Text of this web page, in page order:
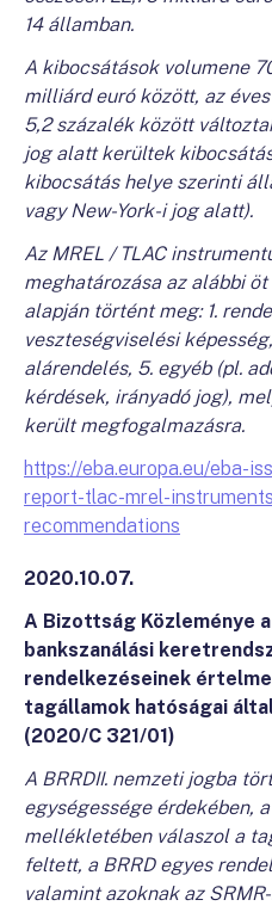
14 államban.
A kibocsátások volumene
milliárd euró között, az
5,2 százalék között
jog alatt kerültek
kibocsátás helye szerinti
vagy New-York-i jog alatt).
Az MREL / TLAC
meghatározása az alábbi
alapján történt meg: 1.
veszteségviselési
alárendelés, 5. egyéb (pl.
kérdések, irányadó jog),
került megfogalmazásra.
https://eba.europa.eu/eba-
report-tlac-mrel-
recommendations
2020.10.07.
A Bizottság Közleménye
bankszanálási
rendelkezéseinek
tagállamok hatóságai
(2020/C 321/01)
A BRRDII. nemzeti jogba
egységessége érdekében,
mellékletében válaszol a
feltett, a BRRD egyes
valamint azoknak az